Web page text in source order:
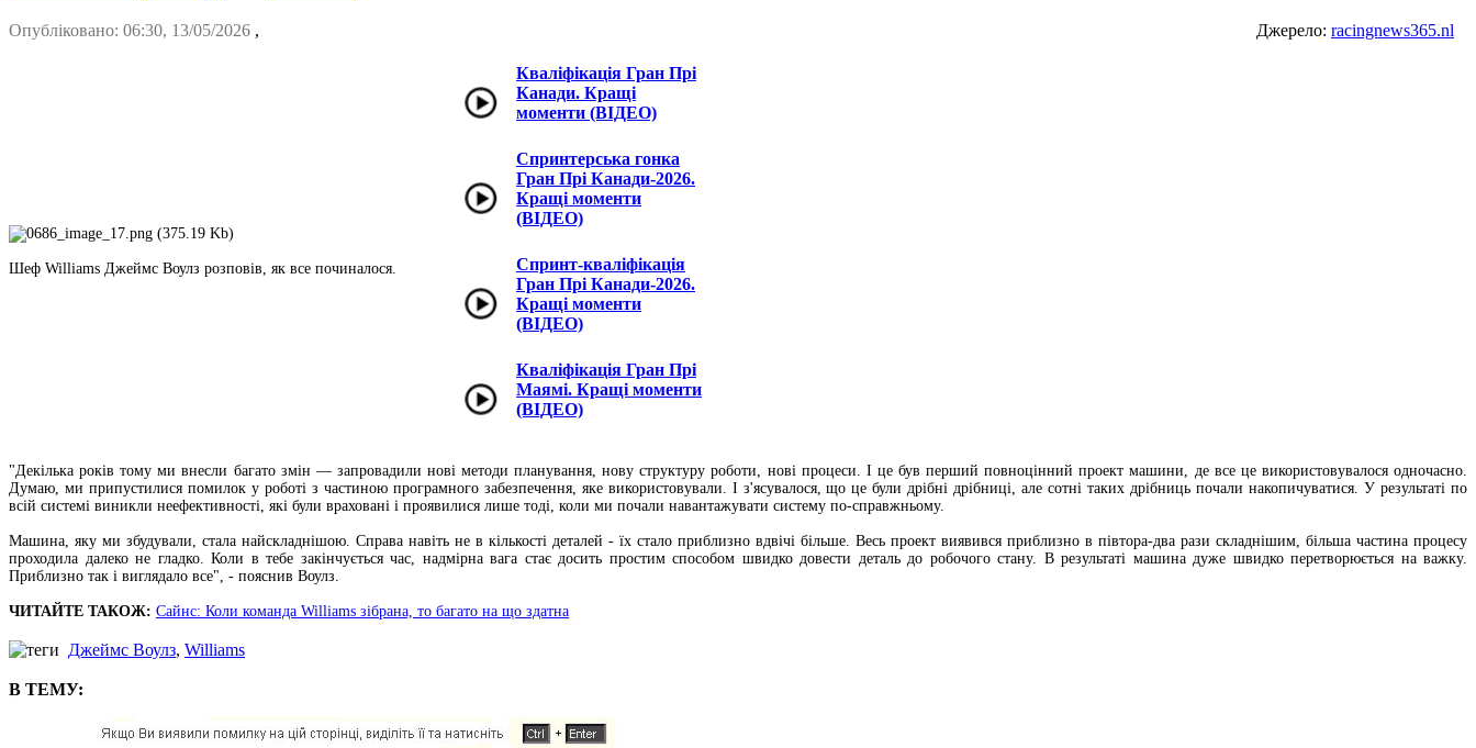
Опубліковано: 06:30, 13/05/2026 , Джерело: racingnews365.nl
Шеф Williams Джеймс Воулз розповів, як все починалося.
Кваліфікація Гран Прі
Канади. Кращі
моменти (ВІДЕО)
Спринтерська гонка
Гран Прі Канади-2026.
Кращі моменти
(ВІДЕО)
Спринт-кваліфікація
Гран Прі Канади-2026.
Кращі моменти
(ВІДЕО)
Кваліфікація Гран Прі
Маямі. Кращі моменти
(ВІДЕО)
"Декілька років тому ми внесли багато змін — запровадили нові методи планування, нову структуру роботи, нові процеси. І це був перший повноцінний проект машини, де все це використовувалося одночасно.
Думаю, ми припустилися помилок у роботі з частиною програмного забезпечення, яке використовували. І з'ясувалося, що це були дрібні дрібниці, але сотні таких дрібниць почали накопичуватися. У результаті по
всій системі виникли неефективності, які були враховані і проявилися лише тоді, коли ми почали навантажувати систему по-справжньому.
Машина, яку ми збудували, стала найскладнішою. Справа навіть не в кількості деталей - їх стало приблизно вдвічі більше. Весь проект виявився приблизно в півтора-два рази складнішим, більша частина процесу
проходила далеко не гладко. Коли в тебе закінчується час, надмірна вага стає досить простим способом швидко довести деталь до робочого стану. В результаті машина дуже швидко перетворюється на важку.
Приблизно так і виглядало все", - пояснив Воулз.
ЧИТАЙТЕ ТАКОЖ: Сайнс: Коли команда Williams зібрана, то багато на що здатна
Джеймс Воулз, Williams
В ТЕМУ: